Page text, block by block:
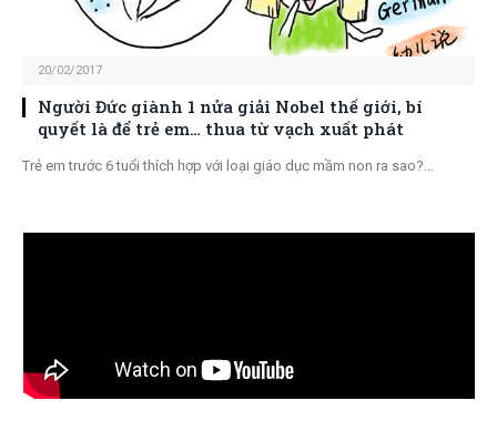
20/02/2017
Người Đức giành 1 nửa giải Nobel thế giới, bí
quyết là để trẻ em… thua từ vạch xuất phát
Trẻ em trước 6 tuổi thích hợp với loại giáo dục mầm non ra sao?…